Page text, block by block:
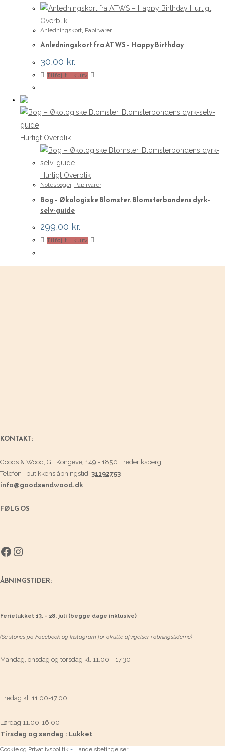
Hurtigt
Overblik
Anledningskort, Papirvarer
Anledningskort fra ATWS – Happy Birthday
30,00 kr.
Tilføj til kurv
Hurtigt Overblik
Hurtigt Overblik
Notesbøger, Papirvarer
Bog – Økologiske Blomster. Blomsterbondens dyrk-
selv-guide
299,00 kr.
Tilføj til kurv
KONTAKT:
Goods & Wood, Gl. Kongevej 149 - 1850 Frederiksberg
Telefon i butikkens åbningstid: 31192753
info@goodsandwood.dk
FØLG OS
Facebook
Instagram
ÅBNINGSTIDER:
Ferielukket 13. - 28. juli (begge dage inklusive)
(Se stories på Facebook og Instagram for akutte afvigelser i åbningstiderne)
Mandag, onsdag og torsdag kl. 11.00 - 17.30
Fredag kl. 11.00-17.00
Lørdag 11.00-16.00
Tirsdag og søndag : Lukket
Cookie og Privatlivspolitik - Handelsbetingelser